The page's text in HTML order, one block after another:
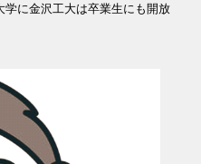
学に金沢工大は卒業生にも開放